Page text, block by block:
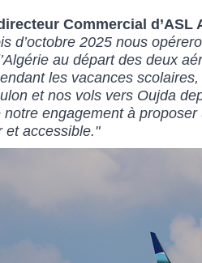
Commercial d’ASL
d’octobre 2025 nous
au départ des deux
les vacances
et nos vols vers Oujda
engagement à
et accessible."